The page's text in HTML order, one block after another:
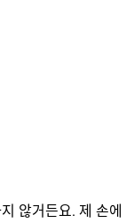
않거든요. 제